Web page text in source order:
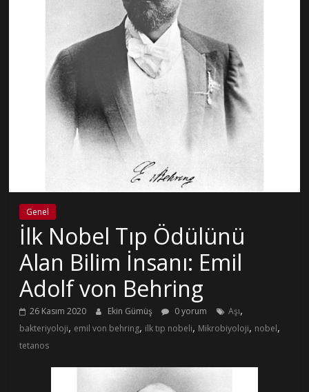
Genel
İlk Nobel Tıp Ödülünü
Alan Bilim İnsanı: Emil
Adolf von Behring
26 Kasım 2020 Ekin Gümüş 0 yorum Aşı,
bakteriyoloji, emil von behring, ilk tıp nobeli, Mikrobiyoloji, nobel,
tetanos